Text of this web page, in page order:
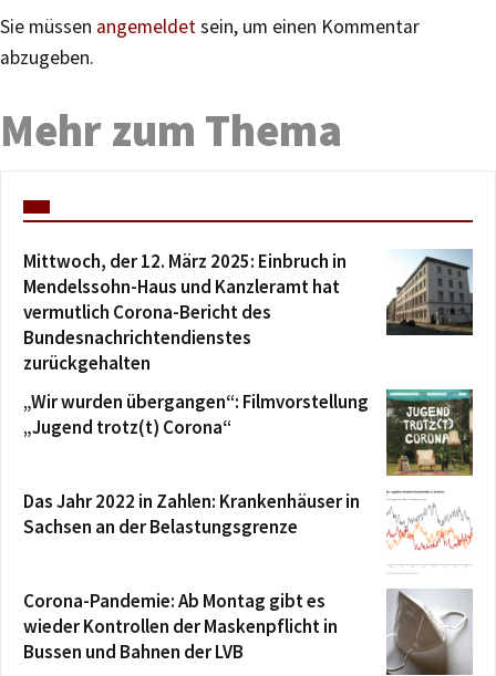
Sie müssen angemeldetsein, um einen Kommentar
abzugeben.
Mehr zum Thema
Mittwoch, der 12. März 2025: Einbruch in
Mendelssohn-Haus und Kanzleramt hat
vermutlich Corona-Bericht des
Bundesnachrichtendienstes
zurückgehalten
„Wir wurden übergangen“: Filmvorstellung
„Jugend trotz(t) Corona“
Das Jahr 2022 in Zahlen: Krankenhäuser in
Sachsen an der Belastungsgrenze
Corona-Pandemie: Ab Montag gibt es
wieder Kontrollen der Maskenpflicht in
Bussen und Bahnen der LVB